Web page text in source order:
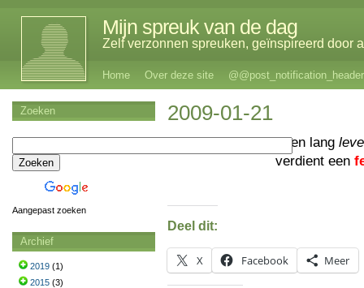
Mijn spreuk van de dag
Zelf verzonnen spreuken, geïnspireerd door
Home Over deze site @@post_notification_header
2009-01-21
Een lang
verdient een
Deel dit:
X Facebook Meer
Zoeken
Aangepast zoeken
Archief
2019 (1)
2015 (3)